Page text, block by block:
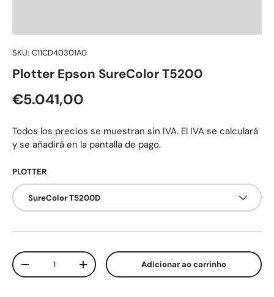
SKU: C11CD40301A0
Plotter Epson SureColor T5200
Preço normal
€5.041,00
Todos los precios se muestran sin IVA. El IVA se calculará
y se añadirá en la pantalla de pago.
PLOTTER
SureColor T5200D
Qtd.
Diminuir quantidadeAumente a quantidadeAdicionar ao carrinho